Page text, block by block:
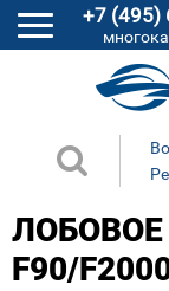
+7 (495)
ЛОБОВОЕ
F90/